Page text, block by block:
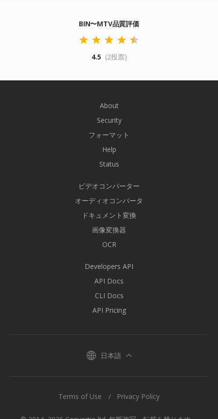
BIN〜MTV品質評価
4.5 (2投票)
About
Security
フォーマット
Help
Status
ビデオコンバーター
オーディオコンバータ
ドキュメント変換
画像変換器
OCR
Developers API
API Docs
CLI Docs
API Pricing
日本語
Terms of Use Privacy Policy